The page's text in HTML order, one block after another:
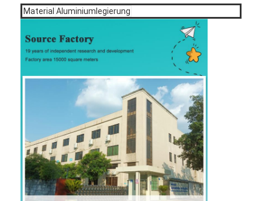
Schreibtischsteckdose
Tischmontage-Stromstreifen
Vertieftes Schreibtischausschnitt
Material Aluminiumlegierung